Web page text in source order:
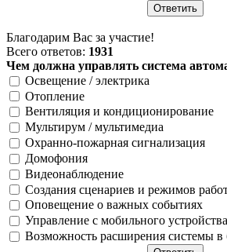
Благодарим Вас за участие!
Всего ответов: 1931
Чем должна управлять система
Освещение / электрика
Отопление
Вентиляция и кондиционирование
Мультирум / мультимедиа
Охранно-пожарная сигнализация
Домофония
Видеонаблюдение
Создания сценариев и режимов
Оповещение о важных событиях
Управление с мобильного устройства
Возможность расширения системы в